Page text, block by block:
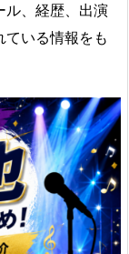
ル、経歴、出演
いる情報をも